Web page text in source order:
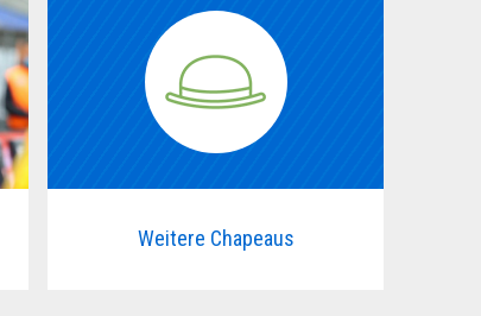
Weitere Chapeaus